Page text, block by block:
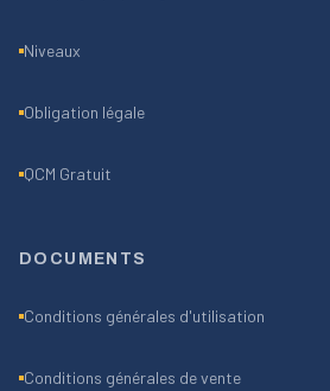
Niveaux
Obligation légale
QCM Gratuit
DOCUMENTS
Conditions générales d'utilisation
Conditions générales de vente